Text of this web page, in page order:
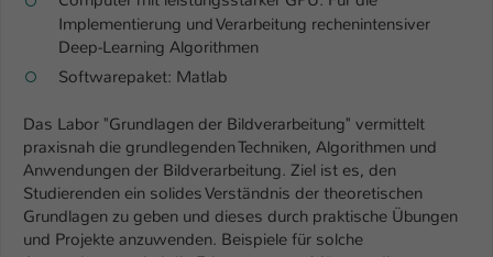
Implementierung und Verarbeitung rechenintensiver
Deep-Learning Algorithmen
Softwarepaket: Matlab
Das Labor "Grundlagen der Bildverarbeitung" vermittelt
praxisnah die grundlegenden Techniken, Algorithmen und
Anwendungen der Bildverarbeitung. Ziel ist es, den
Studierenden ein solides Verständnis der theoretischen
Grundlagen zu geben und dieses durch praktische Übungen
und Projekte anzuwenden. Beispiele für solche
Zweck
Einstellungen. Unter anderem eine zufällig
generierte ID, für die historische
Speicherung Ihrer vorgenommen
Einstellungen, falls der Webseiten-
Name fe_typo_user / PHPSESSID
Anbieter TYPO3